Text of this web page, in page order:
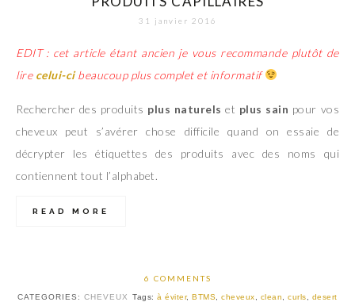
31 janvier 2016
EDIT : cet article étant ancien je vous recommande plutôt de
lire celui-ci beaucoup plus complet et informatif
Rechercher des produits plus naturels et plus sain pour vos
cheveux peut s’avérer chose difficile quand on essaie de
décrypter les étiquettes des produits avec des noms qui
contiennent tout l’alphabet.
READ MORE
6 COMMENTS
CATEGORIES:CHEVEUX Tags:à éviter,BTMS ,cheveux clean ,curls
desert